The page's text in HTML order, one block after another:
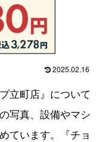
2025.02.16
立町店』について
写真、設備やマシ
ています。『チョ